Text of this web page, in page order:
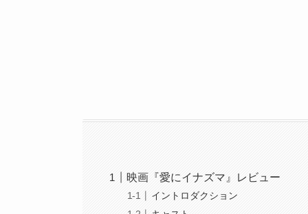
映画『愛にイナズマ』レビュー
イントロダクション